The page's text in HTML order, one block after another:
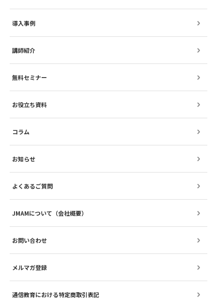
導入事例
講師紹介
無料セミナー
お役立ち資料
コラム
お知らせ
よくあるご質問
JMAMについて（会社概要）
お問い合わせ
メルマガ登録
通信教育における特定商取引表記